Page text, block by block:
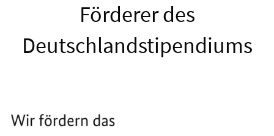
Förderer des
Deutschlandstipendiums